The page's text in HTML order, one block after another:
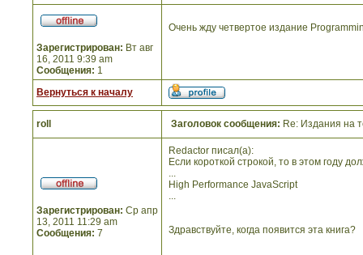
Зарегистрирован: Вт авг
16, 2011 9:39 am
Сообщения: 1
Очень жду четвертое издание
Вернуться к началу
roll Заголовок сообщения: Re: Издания на
Зарегистрирован: Ср апр
13, 2011 11:29 am
Сообщения: 7
Redactor писал(а):
Если короткой строкой, то в этом году
...
High Performance JavaScript
...
Здравствуйте, когда появится эта книга?